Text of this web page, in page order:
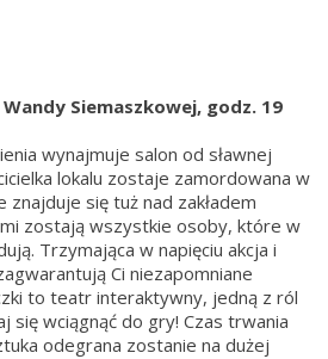
Siemaszkowej, godz. 19
wynajmuje salon od sławnej
lokalu zostaje zamordowana w
się tuż nad zakładem
zostają wszystkie osoby, które w
Trzymająca w napięciu akcja i
Ci niezapomniane
to teatr interaktywny, jedną z ról
się wciągnąć do gry! Czas trwania
odegrana zostanie na dużej